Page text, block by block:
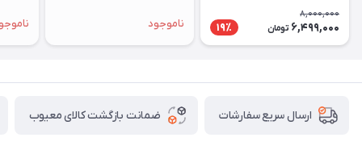
فیلم‌برداری ۴K
8,000,000
6,499,000 تومان 19٪ ناموجود
ارسال سریع سفارشات ضمانت بازگشت کالای معیوب